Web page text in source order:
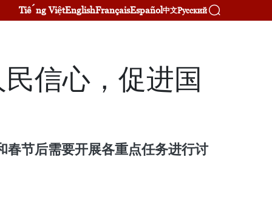
Tiếng ViệtEnglishFrançaisEspañol中文Русский
信心，促进国
春节后需要开展各重点任务进行讨